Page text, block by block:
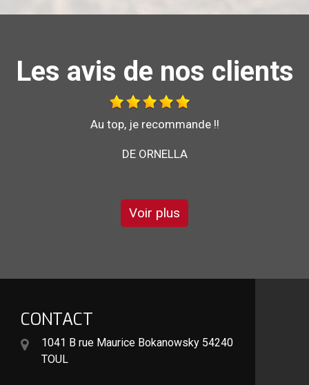
Les avis de nos clients
Travail effectué avec sérieux.
DE GÉGÉ
Voir plus
CONTACT
1041 B rue Maurice Bokanowsky 54240
TOUL